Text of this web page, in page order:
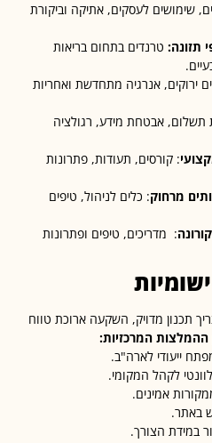
לעסקים, אתיקה וביקורת
בתחום בריאות
אנרגיה מתחדשת ואחריות
מידע, רגולציה
תעודות, פתרונות
: כלים לניהול, טיפים
טיפים ופתרונות
מדויק, השקעה ארוכת טווח
המרכזיות:
לארה"ב.
המקומי.
הצורך.